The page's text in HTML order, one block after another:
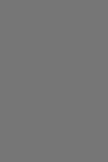
・-・-
！■
ケット
トレッチノーカラージャ